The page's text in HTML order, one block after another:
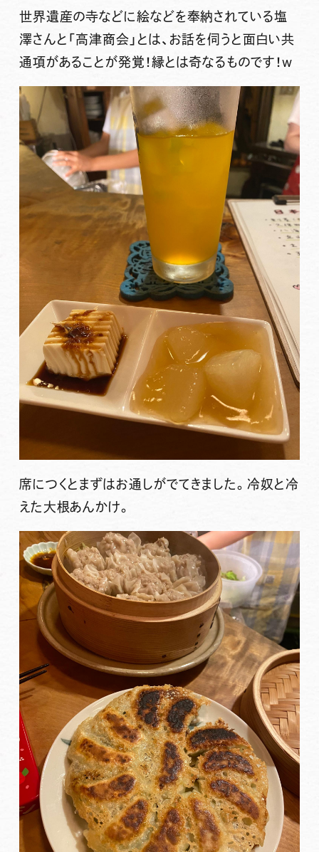
世界遺産の寺などに絵などを奉納されている塩
澤さんと「高津商会」とは、お話を伺うと面白い共
通項があることが発覚！縁とは奇なるものです！w
席につくとまずはお通しがでてきました。冷奴と冷
えた大根あんかけ。